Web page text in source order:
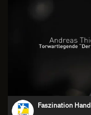
Faszination